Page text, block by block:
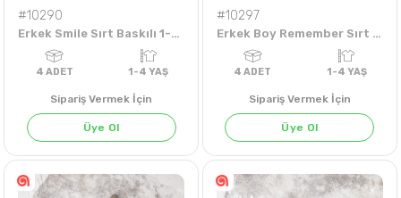
#10290
Erkek Smile Sırt Baskılı 1-4 Yaş Tişört
Sipariş Vermek İçin
Üye Ol
BEYAZ
#10297
Erkek Boy Remember Sırt Baskılı 1-4 Yaş Tişört
Sipariş Vermek İçin
Üye Ol